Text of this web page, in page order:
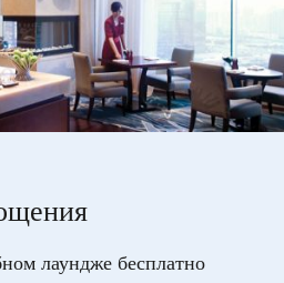
лаундже бесплатно